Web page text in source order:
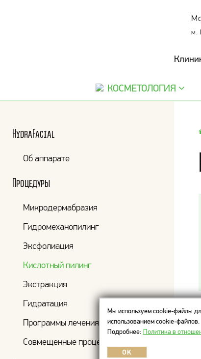
м.
КОСМЕТОЛОГИЯ
HydraFacial
Об аппарате
Процедуры
Микродермабразия
Гидромеханопилинг
Эксфолиация
Кислотный пилинг
Экстракция
Гидратация
Программы лечения
Совмещенные процедуры
Мы используем cookie-файлы
использованием cookie-файлов.
Подробнее: Политика в
OK